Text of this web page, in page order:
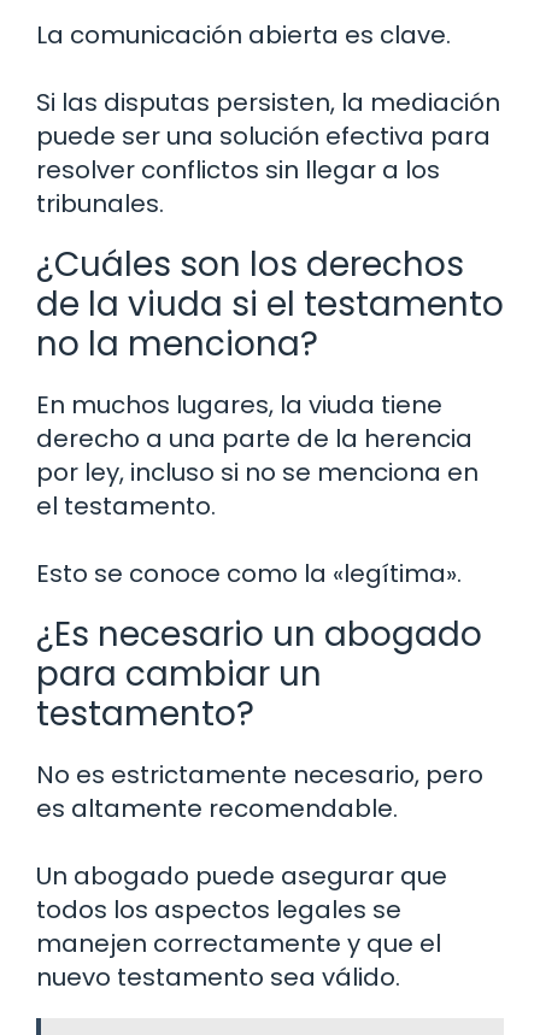
La comunicación abierta es clave.
Si las disputas persisten, la mediación
puede ser una solución efectiva para
resolver conflictos sin llegar a los
tribunales.
¿Cuáles son los derechos
de la viuda si el testamento
no la menciona?
En muchos lugares, la viuda tiene
derecho a una parte de la herencia
por ley, incluso si no se menciona en
el testamento.
Esto se conoce como la «legítima».
¿Es necesario un abogado
para cambiar un
testamento?
No es estrictamente necesario, pero
es altamente recomendable.
Un abogado puede asegurar que
todos los aspectos legales se
manejen correctamente y que el
nuevo testamento sea válido.